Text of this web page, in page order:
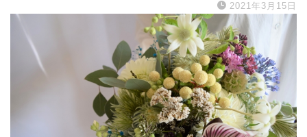
2021年3月15日